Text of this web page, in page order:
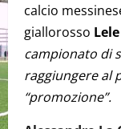
calcio
giallorosso
campionato di
raggiungere al
“promozione”.